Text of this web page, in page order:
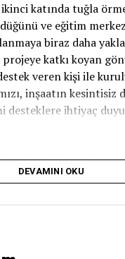
ikinci katında tuğla
ve eğitim
biraz daha
katkı koyan
veren kişi ile
inşaatın kesintisiz
desteklere ihtiyaç
olmak üzere çeşitli
edilmesinin önem
yapma
DEVAMINI OKU